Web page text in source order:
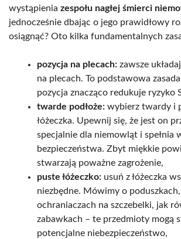
wystąpienia zespołu nagłej śmierci
jednocześnie dbając o jego prawidłowy
osiągnąć? Oto kilka fundamentalnych
pozycja na plecach: zawsze
na plecach. To podstawowa
pozycja znacząco redukuje ryzyko
twarde podłoże: wybierz twardy i
łóżeczka. Upewnij się, że jest on
specjalnie dla niemowląt i spełnia
bezpieczeństwa. Zbyt miękkie
stwarzają poważne zagrożenie,
puste łóżeczko: usuń z łóżeczka
niezbędne. Mówimy o poduszkach,
ochraniaczach na szczebelki, jak
zabawkach – te przedmioty mogą
potencjalne niebezpieczeństwo,